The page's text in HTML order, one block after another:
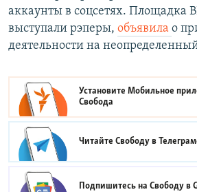
аккаунты в соцсетях. Площадка
выступали рэперы, объявила о
деятельности на
Установите Мобильное
Свобода
Читайте Свободу в
Подпишитесь на Свободу в